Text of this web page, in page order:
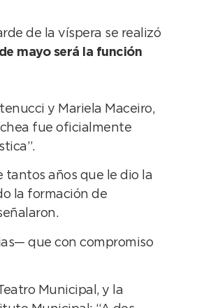
de la víspera se realizó
mayo será la función
y Mariela Maceiro,
fue oficialmente
años que le dio la
la formación de
que con compromiso
Municipal, y la